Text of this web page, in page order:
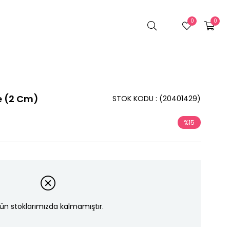
0
0
(2 Cm) (20401429)
STOK KODU
%15
stoklarımızda kalmamıştır.